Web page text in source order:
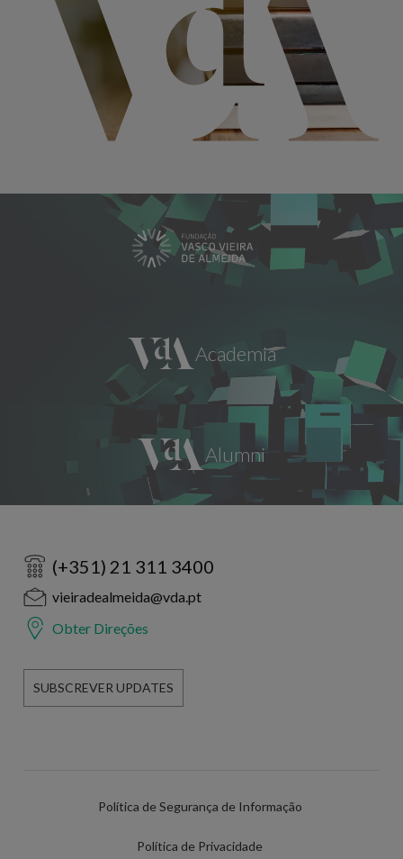
(+351) 21 311 3400
vieiradealmeida@vda.pt
Obter Direções
SUBSCREVER UPDATES
Política de Segurança de Informação
Política de Privacidade